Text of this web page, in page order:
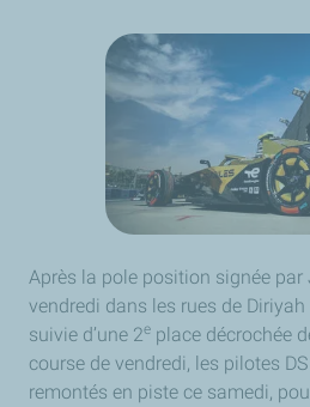
Après la pole position signée par
vendredi dans les rues de
suivie d’une 2e place décrochée
course de vendredi, les pilotes
remontés en piste ce samedi,